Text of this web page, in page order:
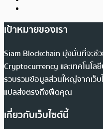
เป้าหมายของเรา
Siam Blockchain มุ่งมั่นที่จะช่
Cryptocurrency และเทคโนโล
รวบรวมข้อมูลส่วนใหญ่จากเว็บ
แปลส่งตรงถึงฟีดคุณ
เกี่ยวกับเว็บไซต์นี้